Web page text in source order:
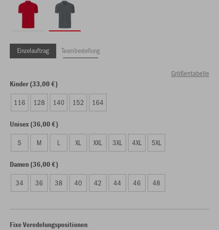
Einzelauftrag Teambestellung
Größentabelle
Kinder (33,00 €)
116 128 140 152 164
Unisex (36,00 €)
S M L XL XXL 3XL 4XL 5XL
Damen (36,00 €)
34 36 38 40 42 44 46 48
Fixe Veredelungspositionen